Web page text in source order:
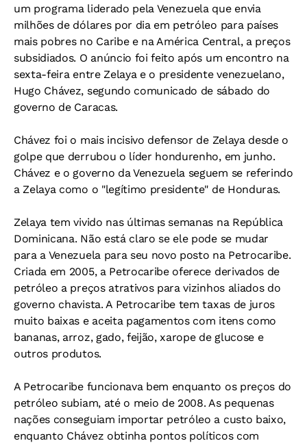
um programa liderado pela Venezuela que envia
milhões de dólares por dia em petróleo para países
mais pobres no Caribe e na América Central, a preços
subsidiados. O anúncio foi feito após um encontro na
sexta-feira entre Zelaya e o presidente venezuelano,
Hugo Chávez, segundo comunicado de sábado do
governo de Caracas.
Chávez foi o mais incisivo defensor de Zelaya desde o
golpe que derrubou o líder hondurenho, em junho.
Chávez e o governo da Venezuela seguem se referindo
a Zelaya como o "legítimo presidente" de Honduras.
Zelaya tem vivido nas últimas semanas na República
Dominicana. Não está claro se ele pode se mudar
para a Venezuela para seu novo posto na Petrocaribe.
Criada em 2005, a Petrocaribe oferece derivados de
petróleo a preços atrativos para vizinhos aliados do
governo chavista. A Petrocaribe tem taxas de juros
muito baixas e aceita pagamentos com itens como
bananas, arroz, gado, feijão, xarope de glucose e
outros produtos.
A Petrocaribe funcionava bem enquanto os preços do
petróleo subiam, até o meio de 2008. As pequenas
nações conseguiam importar petróleo a custo baixo,
enquanto Chávez obtinha pontos políticos com